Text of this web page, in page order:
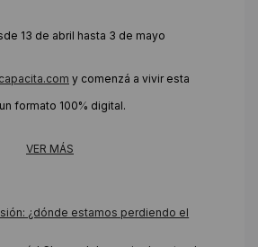
13 de abril hasta 3 de mayo
y comenzá a vivir esta
formato 100% digital.
VER MÁS
¿dónde estamos perdiendo el